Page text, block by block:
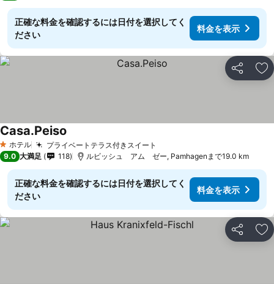
正確な料金を確認するには日付を選択してく
ださい
料金を表示
シェア お
1 ホテルのランク
ホテル プライベートテラス付きスイート
Casa.Peiso
9.0 大満足 118 ルビッシュ アム ゼー, Pamhagenまで19.0 km
正確な料金を確認するには日付を選択してく
ださい
料金を表示
シェア お